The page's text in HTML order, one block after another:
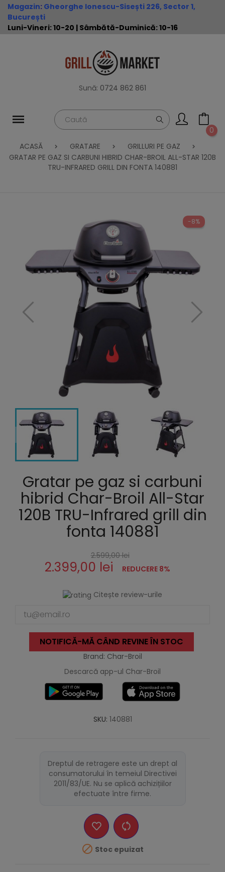
Magazin: Gheorghe Ionescu-Sisești 226, Sector 1,
București
Luni-Vineri: 10-20 | Sâmbătă-Duminică: 10-16
Sună: 0724 862 861
0
ACASĂ
GRATARE
GRILLURI PE GAZ
GRATAR PE GAZ SI CARBUNI HIBRID CHAR-BROIL ALL-STAR 120B
TRU-INFRARED GRILL DIN FONTA 140881
-8%
Gratar pe gaz si carbuni
hibrid Char-Broil All-Star
120B TRU-Infrared grill din
fonta 140881
2.599,00 lei
2.399,00 lei REDUCERE 8%
Citește review-urile
NOTIFICĂ-MĂ CÂND REVINE ÎN STOC
Brand: Char-Broil
Descarcă app-ul Char-Broil
SKU: 140881
Dreptul de retragere este un drept al
consumatorului în temeiul Directivei
2011/83/UE. Nu se aplică achizițiilor
efectuate între firme.
 Stoc epuizat